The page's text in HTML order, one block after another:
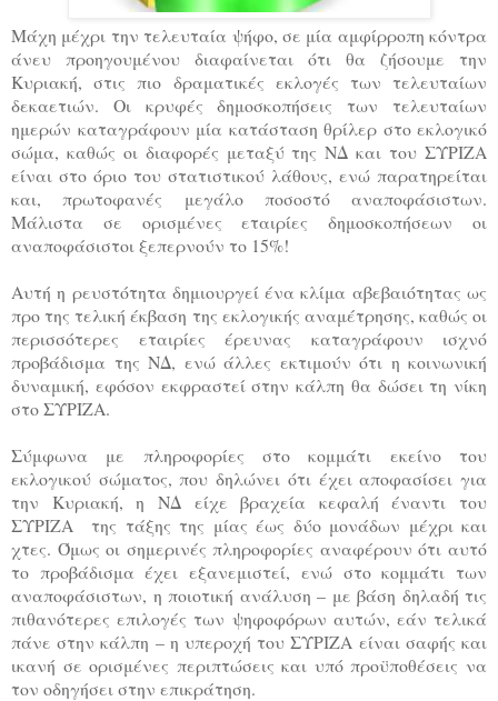
Μάχη μέχρι την τελευταία ψήφο, σε μία αμφίρροπη κόντρα
άνευ προηγουμένου διαφαίνεται ότι θα ζήσουμε την
Κυριακή, στις πιο δραματικές εκλογές των τελευταίων
δεκαετιών. Οι κρυφές δημοσκοπήσεις των τελευταίων
ημερών καταγράφουν μία κατάσταση θρίλερ στο εκλογικό
σώμα, καθώς οι διαφορές μεταξύ της ΝΔ και του ΣΥΡΙΖΑ
είναι στο όριο του στατιστικού λάθους, ενώ παρατηρείται
και, πρωτοφανές μεγάλο ποσοστό αναποφάσιστων.
Μάλιστα σε ορισμένες εταιρίες δημοσκοπήσεων οι
αναποφάσιστοι ξεπερνούν το 15%!
Αυτή η ρευστότητα δημιουργεί ένα κλίμα αβεβαιότητας ως
προ της τελική έκβαση της εκλογικής αναμέτρησης, καθώς οι
περισσότερες εταιρίες έρευνας καταγράφουν ισχνό
προβάδισμα της ΝΔ, ενώ άλλες εκτιμούν ότι η κοινωνική
δυναμική, εφόσον εκφραστεί στην κάλπη θα δώσει τη νίκη
στο ΣΥΡΙΖΑ.
Σύμφωνα με πληροφορίες στο κομμάτι εκείνο του
εκλογικού σώματος, που δηλώνει ότι έχει αποφασίσει για
την Κυριακή, η ΝΔ είχε βραχεία κεφαλή έναντι του
ΣΥΡΙΖΑ της τάξης της μίας έως δύο μονάδων μέχρι και
χτες. Όμως οι σημερινές πληροφορίες αναφέρουν ότι αυτό
το προβάδισμα έχει εξανεμιστεί, ενώ στο κομμάτι των
αναποφάσιστων, η ποιοτική ανάλυση – με βάση δηλαδή τις
πιθανότερες επιλογές των ψηφοφόρων αυτών, εάν τελικά
πάνε στην κάλπη – η υπεροχή του ΣΥΡΙΖΑ είναι σαφής και
ικανή σε ορισμένες περιπτώσεις και υπό προϋποθέσεις να
τον οδηγήσει στην επικράτηση.